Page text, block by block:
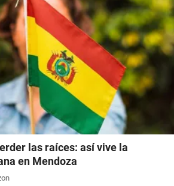
las raíces: así vive la
en Mendoza